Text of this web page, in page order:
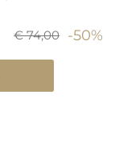
€ 74,00 -50%